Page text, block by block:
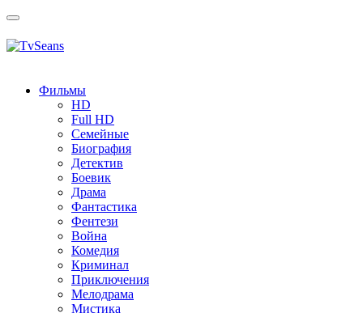
Toggle
Фильмы
HD
Full HD
Семейные
Биография
Детектив
Боевик
Драма
Фантастика
Фентези
Война
Комедия
Криминал
Приключения
Мелодрама
Мистика